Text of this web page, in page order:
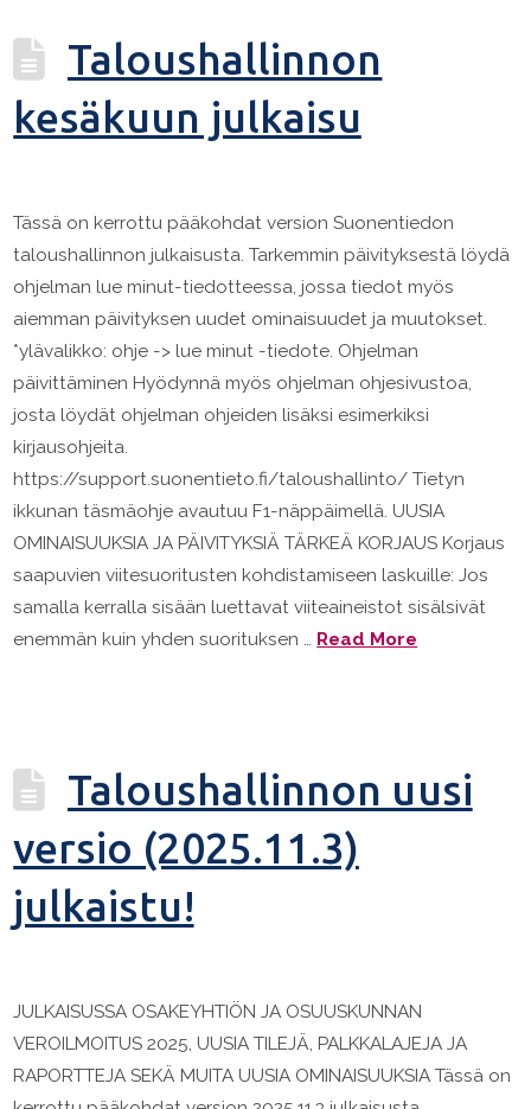
Taloushallinnon
kesäkuun julkaisu
Tässä on kerrottu pääkohdat version Suonentiedon
taloushallinnon julkaisusta. Tarkemmin päivityksestä löydä
ohjelman lue minut-tiedotteessa, jossa tiedot myös
aiemman päivityksen uudet ominaisuudet ja muutokset.
*ylävalikko: ohje -> lue minut -tiedote. Ohjelman
päivittäminen Hyödynnä myös ohjelman ohjesivustoa,
josta löydät ohjelman ohjeiden lisäksi esimerkiksi
kirjausohjeita.
https://support.suonentieto.fi/taloushallinto/ Tietyn
ikkunan täsmäohje avautuu F1-näppäimellä. UUSIA
OMINAISUUKSIA JA PÄIVITYKSIÄ TÄRKEÄ KORJAUS Korjaus
saapuvien viitesuoritusten kohdistamiseen laskuille: Jos
samalla kerralla sisään luettavat viiteaineistot sisälsivät
enemmän kuin yhden suorituksen … Read More
Taloushallinnon uusi
versio (2025.11.3)
julkaistu!
JULKAISUSSA OSAKEYHTIÖN JA OSUUSKUNNAN
VEROILMOITUS 2025, UUSIA TILEJÄ, PALKKALAJEJA JA
RAPORTTEJA SEKÄ MUITA UUSIA OMINAISUUKSIA Tässä on